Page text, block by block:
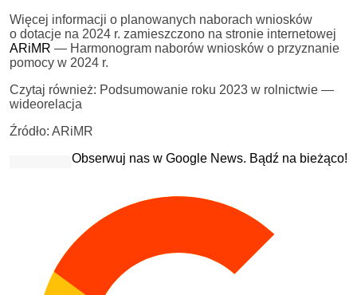
Więcej informacji o planowanych naborach wniosków
o dotacje na 2024 r. zamieszczono na stronie internetowej
ARiMR — Harmonogram naborów wniosków o przyznanie
pomocy w 2024 r.
Czytaj również: Podsumowanie roku 2023 w rolnictwie —
wideorelacja
Źródło: ARiMR
Obserwuj nas w Google News. Bądź na bieżąco!